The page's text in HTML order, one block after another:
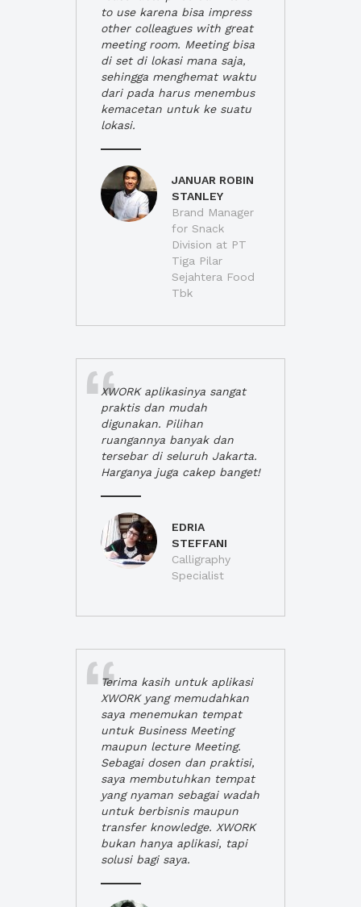
to use karena bisa impress
other colleagues with great
meeting room. Meeting bisa
di set di lokasi mana saja,
sehingga menghemat waktu
dari pada harus menembus
kemacetan untuk ke suatu
lokasi.
JANUAR ROBIN
STANLEY
Brand Manager
for Snack
Division at PT
Tiga Pilar
Sejahtera Food
Tbk
XWORK aplikasinya sangat
praktis dan mudah
digunakan. Pilihan
ruangannya banyak dan
tersebar di seluruh Jakarta.
Harganya juga cakep banget!
EDRIA
STEFFANI
Calligraphy
Specialist
Terima kasih untuk aplikasi
XWORK yang memudahkan
saya menemukan tempat
untuk Business Meeting
maupun lecture Meeting.
Sebagai dosen dan praktisi,
saya membutuhkan tempat
yang nyaman sebagai wadah
untuk berbisnis maupun
transfer knowledge. XWORK
bukan hanya aplikasi, tapi
solusi bagi saya.